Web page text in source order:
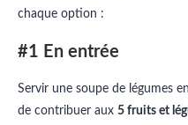
chaque option :
#1 En entrée
Servir une soupe de légumes
de contribuer aux 5 fruits et